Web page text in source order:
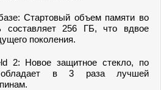
Стартовый объем памяти во
составляет 256 ГБ, что вдвое
поколения.
2: Новое защитное стекло, по
обладает в 3 раза лучшей